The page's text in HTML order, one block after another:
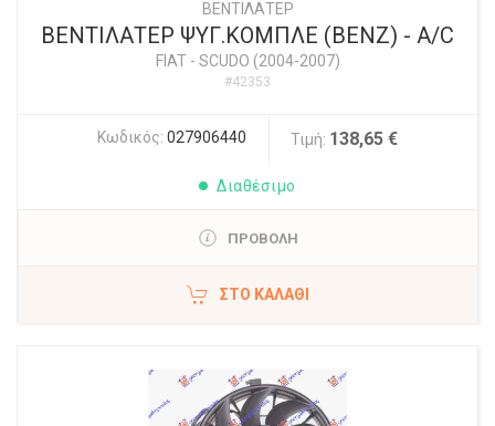
ΒΕΝΤΙΛΑΤΕΡ
ΒΕΝΤΙΛΑΤΕΡ ΨΥΓ.ΚΟΜΠΛΕ (ΒΕΝΖ) - A/C
FIAT- SCUDO (2004-2007)
#42353
Κωδικός: 027906440 Τιμή: 138,65 €
Διαθέσιμο
ΠΡΟΒΟΛΗ
ΣΤΟ ΚΑΛΆΘΙ